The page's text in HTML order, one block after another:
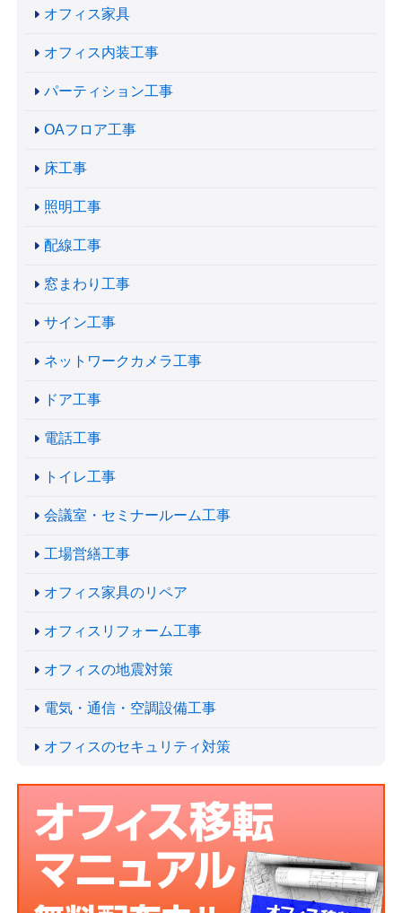
オフィス家具
オフィス内装工事
パーティション工事
OAフロア工事
床工事
照明工事
配線工事
窓まわり工事
サイン工事
ネットワークカメラ工事
ドア工事
電話工事
トイレ工事
会議室・セミナールーム工事
工場営繕工事
オフィス家具のリペア
オフィスリフォーム工事
オフィスの地震対策
電気・通信・空調設備工事
オフィスのセキュリティ対策